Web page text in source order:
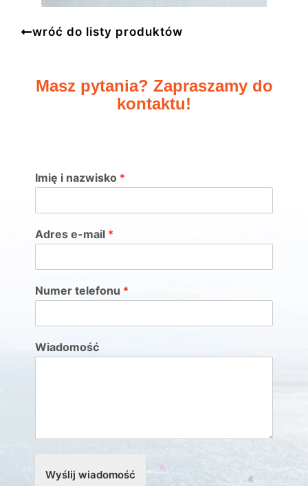
wróć do listy produktów
Masz pytania? Zapraszamy do
kontaktu!
Imię i nazwisko *
Adres e-mail *
Numer telefonu *
Wiadomość
Wyślij wiadomość